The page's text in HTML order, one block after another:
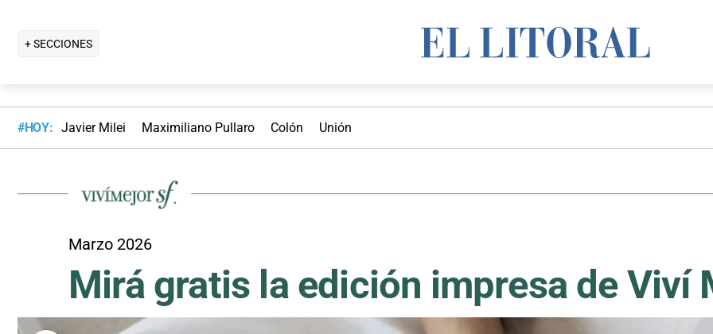
+ SECCIONES
#HOY: Javier Milei Maximiliano Pullaro Colón Unión
Marzo 2026
Mirá gratis la edición impresa de Viví